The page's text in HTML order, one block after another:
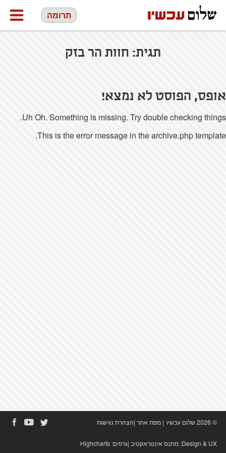
תרומה
תגית: חוות הר בזק
אופס, הפוסט לא נמצא!
Uh Oh. Something is missing. Try double checking things.
This is the error message in the archive.php template.
© 2026 שלום עכשיו | מפת אתר|הצהרת נגישות
Design & UX: מתנס אינטראקטיב|גרפים: Highcharts